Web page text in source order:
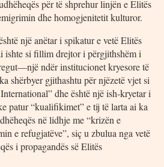
për të shprehur linjën e Elitës
dhe homogjenitetit kulturor.
një anëtar i spikatur e vetë Elitës
ishte si fillim drejtor i përgjithshëm i
ndër institucionet kryesore të
shërbyer gjithashtu për njëzetë vjet si
dhe është një ish-kryetar i
patur “kualifikimet” e tij të larta ai ka
në lidhje me “krizën e
e refugjatëve”, siç u zbulua nga vetë
i propagandës së Elitës